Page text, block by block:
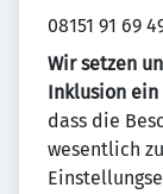
08151 91 69
Wir setzen
Inklusion ein
dass die
wesentlich